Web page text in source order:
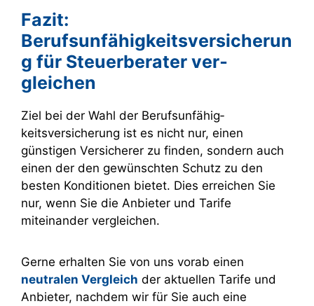
Fazit:
Berufsunfähigkeitsversicherun
g für Steuerberater ver­
gleichen
Ziel bei der Wahl der Berufs­unfähig­
keitsversicherung ist es nicht nur, einen
günstigen Versicherer zu finden, sondern auch
einen der den gewünschten Schutz zu den
besten Konditionen bietet. Dies erreichen Sie
nur, wenn Sie die Anbieter und Tarife
miteinander ver­gleichen.
Gerne erhalten Sie von uns vorab einen
neutralen Vergleich der aktuellen Tarife und
Anbieter, nachdem wir für Sie auch eine